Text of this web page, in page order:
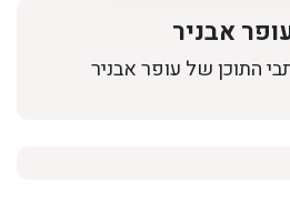
אבניר
התוכן של עופר אבניר